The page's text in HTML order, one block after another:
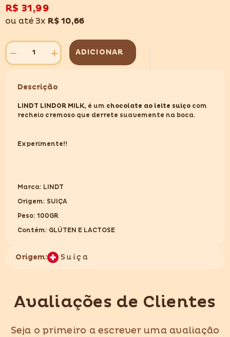
R$ 31,99
ou até 3x R$ 10,66
Diminuir
quantidade
LINDOR
100GR
Aumentar
quantidade
LINDOR
100GR
ADICIONAR
Descrição
LINDT LINDOR MILK, é um chocolate ao leite suiço com
recheio cremoso que derrete suavemente na boca.
Experimente!!
Marca: LINDT
Origem: SUIÇA
Peso: 100GR
Contém: GLÚTEN E LACTOSE
Origem: Suíça
Avaliações de Clientes
Seja o primeiro a escrever uma avaliação